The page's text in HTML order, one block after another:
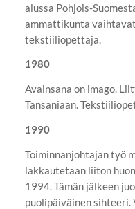
alussa Pohjois-
ammattikunta
tekstiiliopettaja.
1980
Avainsana on imago.
Tansaniaan.
1990
Toiminnanjohtajan työ
lakkautetaan liiton
1994. Tämän jälkeen
puolipäiväinen sihteeri.